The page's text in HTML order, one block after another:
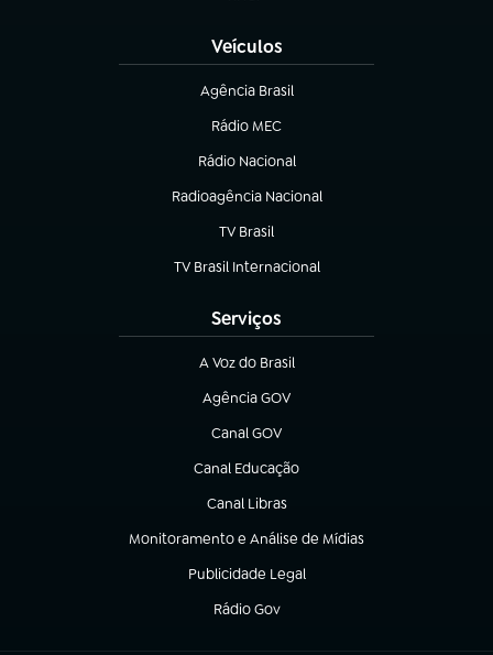
Veículos
Agência Brasil
(abre em nova aba)
Rádio MEC
(abre em nova aba)
Rádio Nacional
Radioagência Nacional
(abre em nova aba)
TV Brasil
(abre em nova aba)
TV Brasil Internacional
(abre em nova aba)
Serviços
A Voz do Brasil
(abre em nova aba)
Agência GOV
(abre em nova aba)
Canal GOV
(abre em nova aba)
Canal Educação
(abre em nova aba)
Canal Libras
(abre em nova aba)
Monitoramento e Análise de Mídias
(abre em nova aba)
Publicidade Legal
(abre em nova aba)
Rádio Gov
(abre em nova aba)